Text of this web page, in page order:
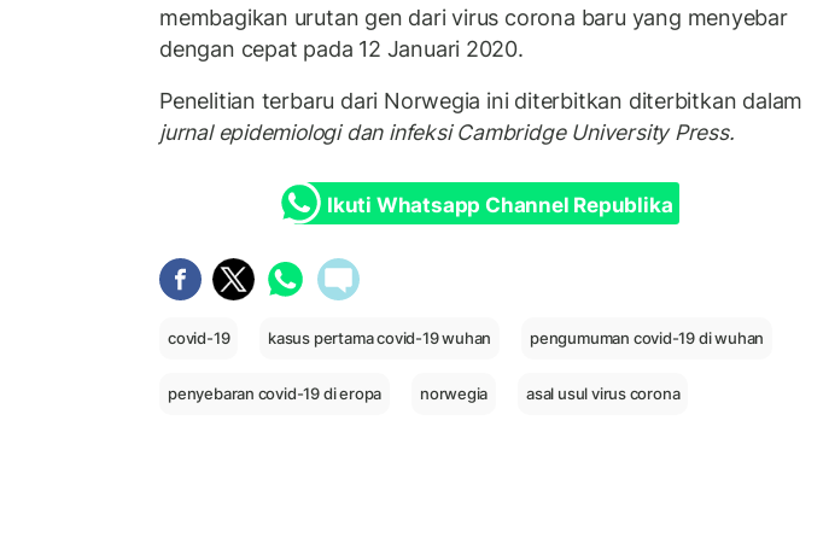
membagikan urutan gen dari virus corona baru yang menyebar
dengan cepat pada 12 Januari 2020.
Penelitian terbaru dari Norwegia ini diterbitkan diterbitkan dalam
jurnal epidemiologi dan infeksi Cambridge University Press.
Ikuti Whatsapp Channel Republika
covid-19 kasus pertama covid-19 wuhan pengumuman covid-19 di wuhan
penyebaran covid-19 di eropa norwegia asal usul virus corona